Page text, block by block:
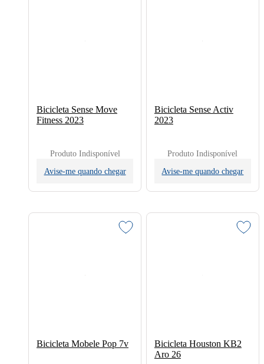
Bicicleta Sense Move
Fitness 2023
Produto Indisponível
Avise-me quando chegar
Bicicleta Sense Activ
2023
Produto Indisponível
Avise-me quando chegar
Bicicleta Mobele Pop 7v
Bicicleta Houston KB2
Aro 26